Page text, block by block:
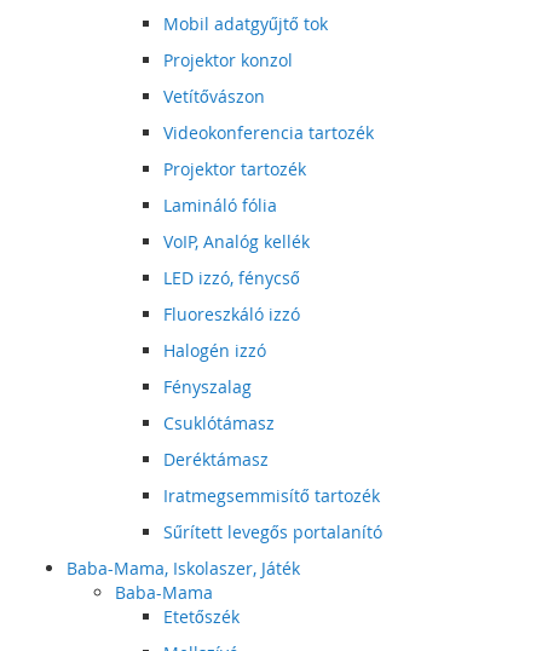
Mobil adatgyűjtő tok
Projektor konzol
Vetítővászon
Videokonferencia tartozék
Projektor tartozék
Lamináló fólia
VoIP, Analóg kellék
LED izzó, fénycső
Fluoreszkáló izzó
Halogén izzó
Fényszalag
Csuklótámasz
Deréktámasz
Iratmegsemmisítő tartozék
Sűrített levegős portalanító
Baba-Mama, Iskolaszer, Játék
Baba-Mama
Etetőszék